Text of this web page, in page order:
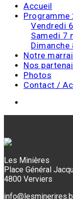
Accueil
Programme
Vendredi
Samedi 7
Notre
Nos
Photos
Contact /
Les Minières
Place Général
4800 Verviers